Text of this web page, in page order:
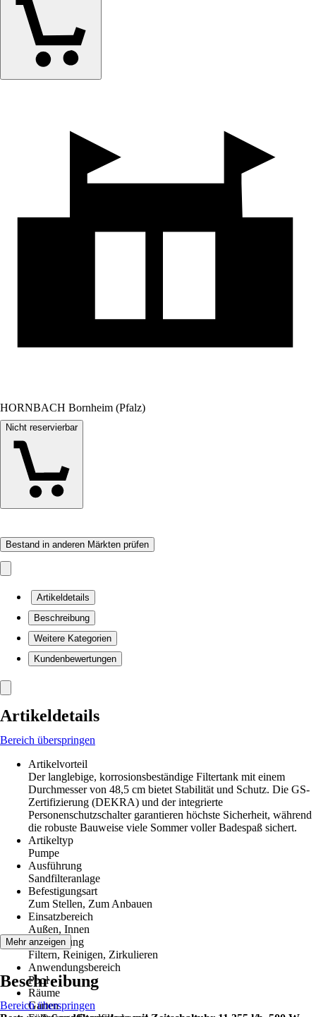
HORNBACH Bornheim (Pfalz)
Nicht reservierbar
Bestand in anderen Märkten prüfen
Artikeldetails
Beschreibung
Weitere Kategorien
Kundenbewertungen
Artikeldetails
Bereich überspringen
Artikelvorteil
Der langlebige, korrosionsbeständige Filtertank mit einem
Durchmesser von 48,5 cm bietet Stabilität und Schutz. Die GS-
Zertifizierung (DEKRA) und der integrierte
Personenschutzschalter garantieren höchste Sicherheit, während
die robuste Bauweise viele Sommer voller Badespaß sichert.
Artikeltyp
Pumpe
Ausführung
Sandfilteranlage
Befestigungsart
Zum Stellen, Zum Anbauen
Einsatzbereich
Außen, Innen
Anwendung
Filtern, Reinigen, Zirkulieren
Anwendungsbereich
Pool
Räume
Garten
Mehr anzeigen
Beschreibung
Bereich überspringen